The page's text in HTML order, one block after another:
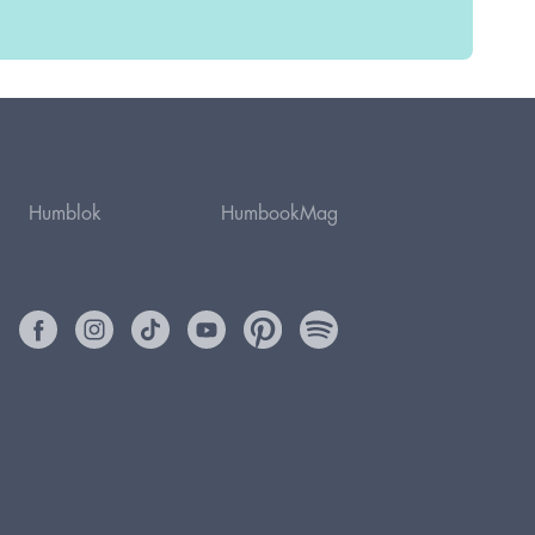
Humblok HumbookMag